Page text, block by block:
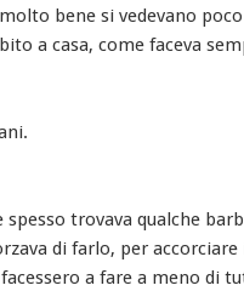
bene si vedevano
a casa, come faceva
spesso trovava qualche
di farlo, per
a fare a meno di